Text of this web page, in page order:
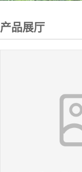
产品展厅